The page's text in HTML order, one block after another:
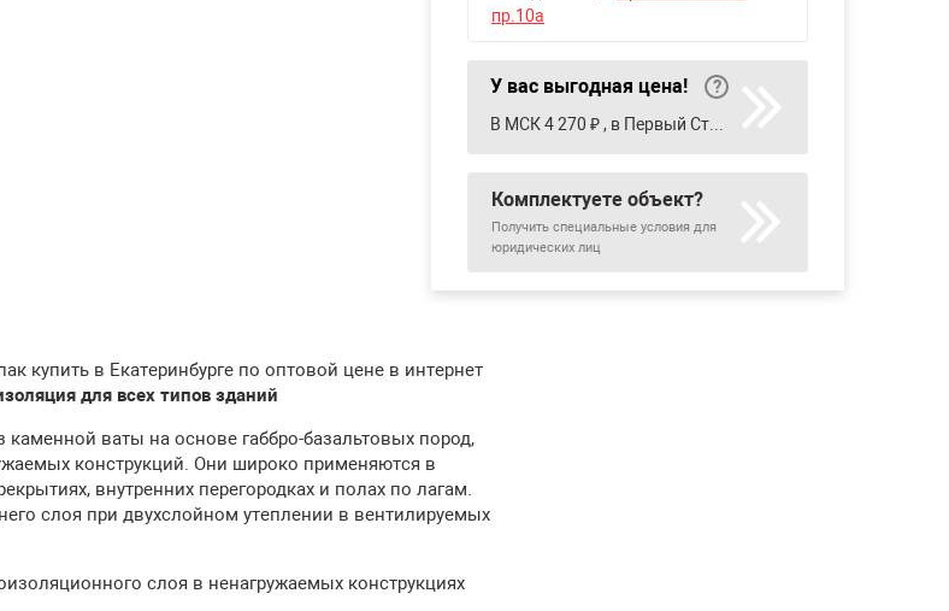
пр.10а
У вас выгодная цена!
Комплектуете объект?
Получить специальные условия для
юридических лиц
купить в Екатеринбурге по оптовой цене в интернет
для всех типов зданий
ваты на основе габбро-базальтовых пород,
конструкций. Они широко применяются в
внутренних перегородках и полах по лагам.
слоя при двухслойном утеплении в вентилируемых
слоя в ненагружаемых конструкциях